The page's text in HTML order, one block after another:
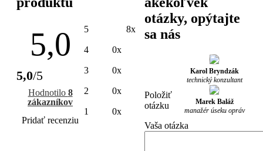
5,0
5,0/5
Hodnotilo 8
zákazníkov
Pridať recenziu
5 8x
4 0x
3 0x
2 0x
1 0x
otázky, opýtajte
sa nás
Karol Bryndzák
technický konzultant
Marek Baláž
manažér úseku opráv
Položiť
otázku
Vaša otázka